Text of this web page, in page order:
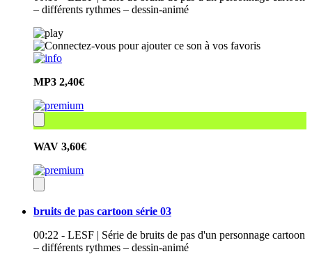
– différents rythmes – dessin-animé
MP3 2,40€
WAV 3,60€
bruits de pas cartoon série 03
00:22 - LESF | Série de bruits de pas d'un personnage cartoon
– différents rythmes – dessin-animé